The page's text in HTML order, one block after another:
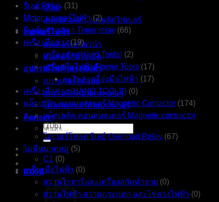
เลื่อย
แท่นตัดองศา, แท่นตัดไฟเบอร์
มอเตอร์ไฟฟ้า
มอเตอร์เหนี่ยวนำ
มอเตอร์กันระเบิด
อุปกรณ์ไฟฟ้าแรงดันต่ำ
เบรกเกอร์ลูกย่อย
แมกเนติกคอนแทคเตอร์
โมลเคสเซอร์กิตเบรกเกอร์
ติดต่อเรา
ค้นหา:
0.00฿
รีเลย์ Relay (31)
Motor มอเตอร์ไฟฟ้า (2)
รีเลย์หน่วงเวลา Timer relay (66)
เครื่องมือช่าง (19)
เครื่องช่าง(Hand Tools) (2)
เครื่องมือไฟฟ้า(Power Tools (17)
อะไหล่ เครื่องมือไฟฟ้า (17)
เครื่องมือช่าง (HAND TOOLS) (0)
แม็กเนติก คอนแทคเตอร์ Magnetic Contactor (174)
แม็กเนติก คอนแทคเตอร์ Magnetic contractor
(106)
โอเวอร์โหลด รีเลย์ Overload Relay (67)
ไม่มีหมวดหมู่ (5)
C1 (0)
เครื่องมือไฟฟ้า (0)
สว่านโรตารี่และเครื่องสกัดทำลาย (0)
สว่านไฟฟ้า สว่านกระแทก และไขควงไฟฟ้า (0)